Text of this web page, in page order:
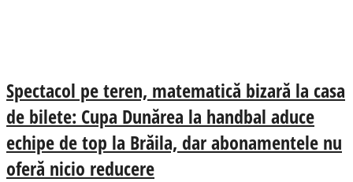
Spectacol pe teren, matematică bizară la casa
de bilete: Cupa Dunărea la handbal aduce
echipe de top la Brăila, dar abonamentele nu
oferă nicio reducere